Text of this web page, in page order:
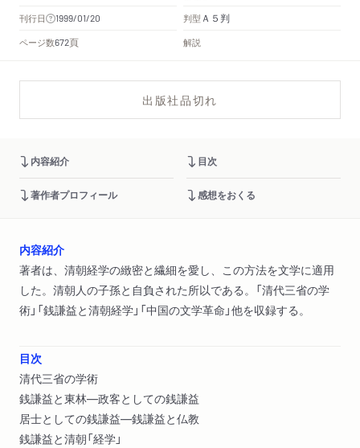
刊行日
1999/01/20 判型 Ａ５判
ページ数672頁 解説
出版社品切れ
内容紹介 目次
著作者プロフィール 感想をおくる
内容紹介
著者は、清朝経学の緻密と繊細を愛し、この方法を文学に適用
した。清朝人の子孫と自負された所以である。「清代三省の学
術」「銭謙益と清朝経学」「中国の文学革命」他を収録する。
目次
清代三省の学術
銭謙益と東林―政客としての銭謙益
居士としての銭謙益―銭謙益と仏教
銭謙益と清朝「経学」